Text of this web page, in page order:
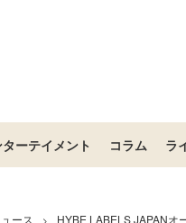
ーテイメント コラム ラ
ース >
HYBE LABELS JAPANオ